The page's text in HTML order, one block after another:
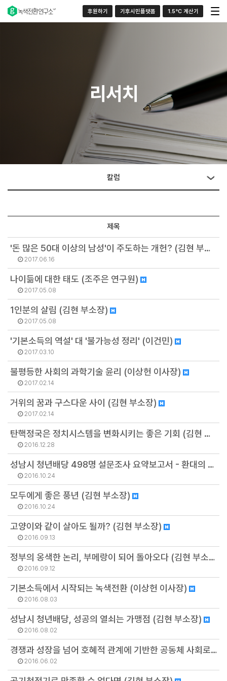
후원하기 기후시민플랫폼 1.5°C 계산기
리서치
칼럼
제목
'돈 많은 50대 이상의 남성'이 주도하는 개헌? (김현 부소장)
2017.06.16
나이듦에 대한 태도 (조주은 연구원)
2017.05.08
1인분의 살림 (김현 부소장)
2017.05.08
'기본소득의 역설' 대 '불가능성 정리' (이건민)
2017.03.10
불평등한 사회의 과학기술 윤리 (이상헌 이사장)
2017.02.14
거위의 꿈과 구스다운 사이 (김현 부소장)
2017.02.14
탄핵정국은 정치시스템을 변화시키는 좋은 기회 (김현 부소장)
2016.12.28
성남시 청년배당 498명 설문조사 요약보고서 - 환대의 징표, 청년배당 (김현 부소장)
2016.10.24
모두에게 좋은 풍년 (김현 부소장)
2016.10.24
고양이와 같이 살아도 될까? (김현 부소장)
2016.09.13
정부의 옹색한 논리, 부메랑이 되어 돌아오다 (김현 부소장)
2016.09.12
기본소득에서 시작되는 녹색전환 (이상헌 이사장)
2016.08.03
성남시 청년배당, 성공의 열쇠는 가맹점 (김현 부소장)
2016.08.02
경쟁과 성장을 넘어 호혜적 관계에 기반한 공동체 사회로 (이호)
2016.06.02